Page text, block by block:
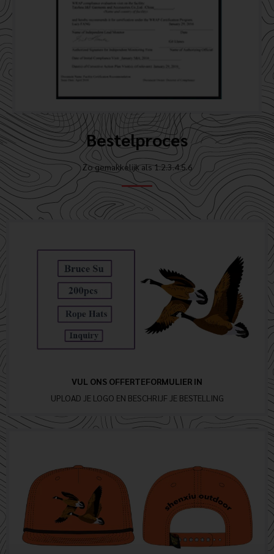
Bestelproces
Zo gemakkelijk als 1.2.3.4.5.6
VUL ONS OFFERTEFORMULIER IN
UPLOAD JE LOGO EN BESCHRIJF JE BESTELLING